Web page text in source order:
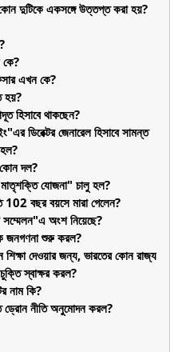
দুটিকে একসঙ্গে উত্তপ্ত করা হয়?
কে?
এখন কে?
হয়?
হিসাবে থাকছেন?
ডিরেক্টর জেনারেল হিসাবে সামন্ত
দল?
মাতৃশক্তি যোজনা" চালু হল?
102 বছর বয়সে মারা গেলেন?
অংশ নিয়েছে?
জনগণনা শুরু করল?
শিক্ষা দেওয়ার জন্য, ভারতের কোন রাজ্য
স্বাক্ষর করল?
নাম কি?
ড্রোন নীতি অনুমোদন করল?